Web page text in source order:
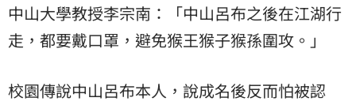
中山大學教授李宗南：「中山呂布之後在江湖行
走，都要戴口罩，避免猴王猴子猴孫圍攻。」
校園傳說中山呂布本人，說成名後反而怕被認